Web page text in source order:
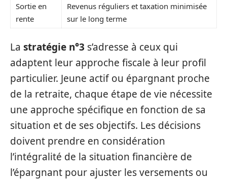
Sortie en
rente
Revenus réguliers et taxation minimisée
sur le long terme
La stratégie n°3 s’adresse à ceux qui
adaptent leur approche fiscale à leur profil
particulier. Jeune actif ou épargnant proche
de la retraite, chaque étape de vie nécessite
une approche spécifique en fonction de sa
situation et de ses objectifs. Les décisions
doivent prendre en considération
l’intégralité de la situation financière de
l’épargnant pour ajuster les versements ou